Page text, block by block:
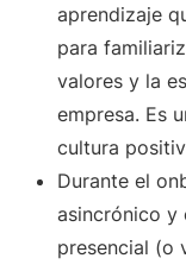
aprendizaje
para
valores y la
empresa. Es
cultura
Durante el
asincrónico y
presencial (o